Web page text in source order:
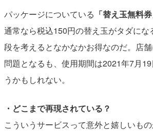
パッケージについている 「替え玉無料券
通常なら税込150円の替え玉がタダにな
段を考えるとなかなかお得なのだ。店
問題となるも、使用期間は2021年7月
うかもしれない。
・どこまで再現されている？
こういうサービスって意外と嬉しいも